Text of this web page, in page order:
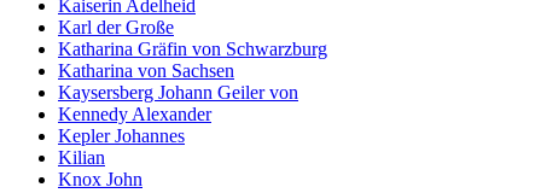
Kaiserin Adelheid
Karl der Große
Katharina Gräfin von Schwarzburg
Katharina von Sachsen
Kaysersberg Johann Geiler von
Kennedy Alexander
Kepler Johannes
Kilian
Knox John